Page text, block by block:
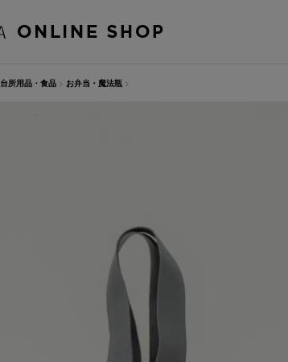
台所用品・食品 > お弁当・魔法瓶 >